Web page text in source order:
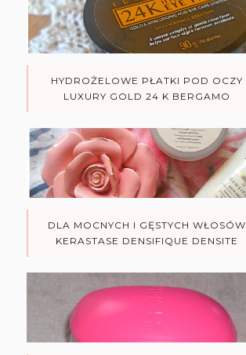
HYDROŻELOWE PŁATKI POD OCZY
LUXURY GOLD 24 K BERGAMO
DLA MOCNYCH I GĘSTYCH WŁOSÓW
KERASTASE DENSIFIQUE DENSITE